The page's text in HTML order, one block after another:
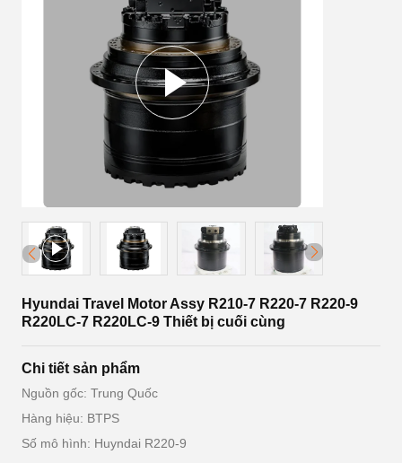
Hyundai Travel Motor Assy R210-7 R220-7 R220-9
R220LC-7 R220LC-9 Thiết bị cuối cùng
Chi tiết sản phẩm
Nguồn gốc: Trung Quốc
Hàng hiệu: BTPS
Số mô hình: Huyndai R220-9